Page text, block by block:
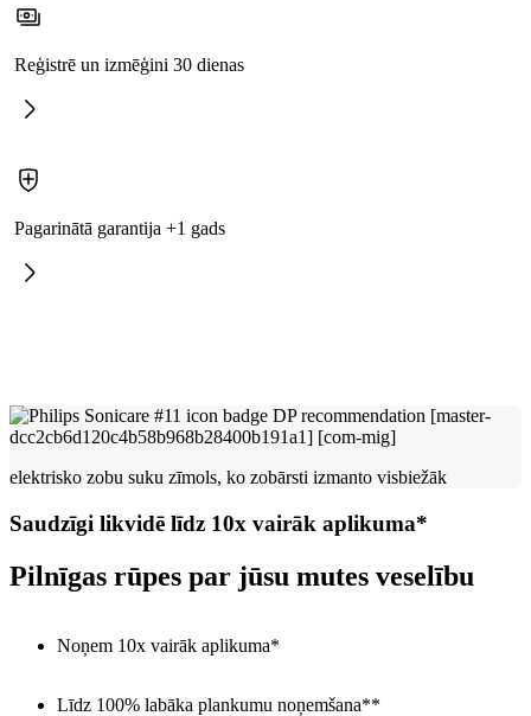
Reģistrē un izmēģini 30 dienas
Pagarinātā garantija +1 gads
elektrisko zobu suku zīmols, ko zobārsti izmanto visbiežāk
Saudzīgi likvidē līdz 10x vairāk aplikuma*
Pilnīgas rūpes par jūsu mutes veselību
Noņem 10x vairāk aplikuma*
Līdz 100% labāka plankumu noņemšana**